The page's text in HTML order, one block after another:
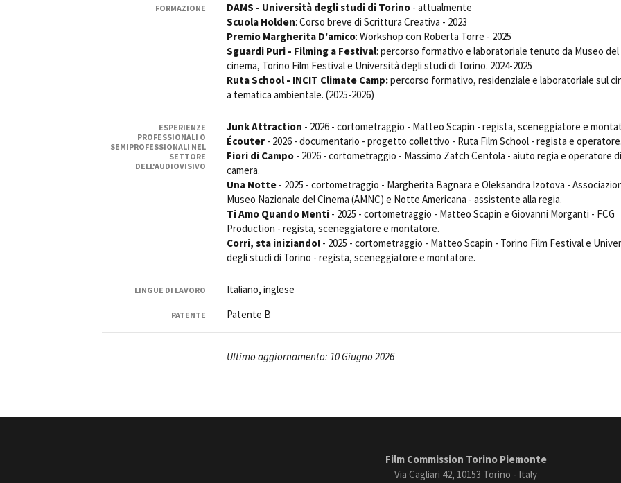
Location scouting
Spazi nella sede FCTP
Sala Casting
Sala Paolo Tenna
FILM FUNDS
Piemonte Film Tv Development Fund
Piemonte Doc Film Fund
Short Film Fund
CASTING
EVENTI, SPECIALI
Anteprime in Piemonte
Avenue Cove - Erasmus +
Guarda che storia!
La Grazia - Immagini e location della
Open Day
Ciak in TOur!
Location
Stage -
Elenco
FORMAZIONE DAMS - Università degli studi di Torino- attualmente
Scuola Holden: Corso breve di Scrittura Creativa - 2023
Premio Margherita D'amico: Workshop con Roberta Torre - 2025
Sguardi Puri - Filming a Festival: percorso formativo e laboratoriale tenuto da Museo del
cinema, Torino Film Festival e Università degli studi di Torino. 2024-2025
Ruta School - INCIT Climate Camp:percorso formativo, residenziale e laboratoriale sul
a tematica ambientale. (2025-2026)
ESPERIENZE
PROFESSIONALI O
SEMIPROFESSIONALI NEL
SETTORE
DELL'AUDIOVISIVO
Junk Attraction - 2026 - cortometraggio - Matteo Scapin - regista, sceneggiatore e
Écouter- 2026 - documentario - progetto collettivo - Ruta Film School - regista e operatore.
Fiori di Campo- 2026 - cortometraggio - Massimo Zatch Centola - aiuto regia e operatore di
camera.
Una Notte- 2025 - cortometraggio - Margherita Bagnara e Oleksandra Izotova -
Museo Nazionale del Cinema (AMNC) e Notte Americana - assistente alla regia.
Ti Amo Quando Menti- 2025 - cortometraggio - Matteo Scapin e Giovanni Morganti - FCG
Production - regista, sceneggiatore e montatore.
Corri, sta iniziando!- 2025 - cortometraggio - Matteo Scapin - Torino Film Festival e
degli studi di Torino - regista, sceneggiatore e montatore.
LINGUE DI LAVORO Italiano, inglese
PATENTE Patente B
Ultimo aggiornamento: 10 Giugno 2026
Film Commission Torino Piemonte
Via Cagliari 42, 10153 Torino - Italy